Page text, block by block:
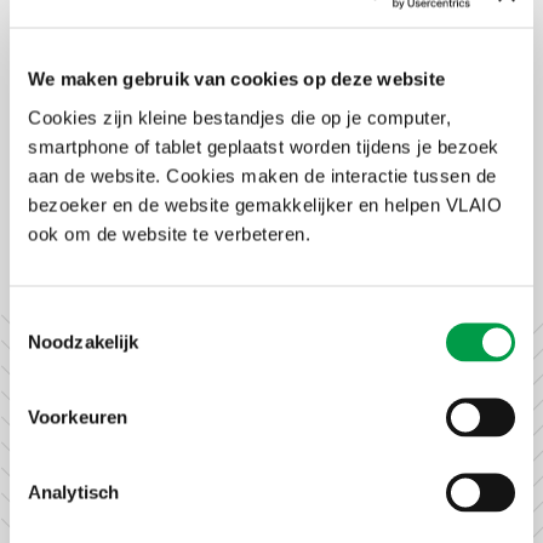
We maken gebruik van cookies op deze website
Cookies zijn kleine bestandjes die op je computer,
smartphone of tablet geplaatst worden tijdens je bezoek
aan de website. Cookies maken de interactie tussen de
bezoeker en de website gemakkelijker en helpen VLAIO
ook om de website te verbeteren.
Noodzakelijk
Voorkeuren
Analytisch
“Neem de tijd en durf hulp te vragen”
#WeekvandeBedrijfsoverdracht
Alle ondernemersverhalen
Ontvang nieuws en